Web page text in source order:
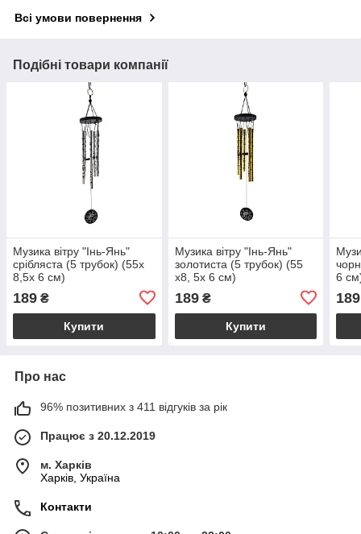
Всі умови повернення
Подібні товари компанії
Музика вітру "Інь-Янь"
срібляста (5 трубок) (55х
8,5х 6 см)
189 ₴
Купити
Музика вітру "Інь-Янь"
золотиста (5 трубок) (55
х8, 5х 6 см)
189₴
Купити
6
189
Про нас
96% позитивних з 411 відгуків за рік
Працює з 20.12.2019
м. Харків
Харків, Україна
Контакти